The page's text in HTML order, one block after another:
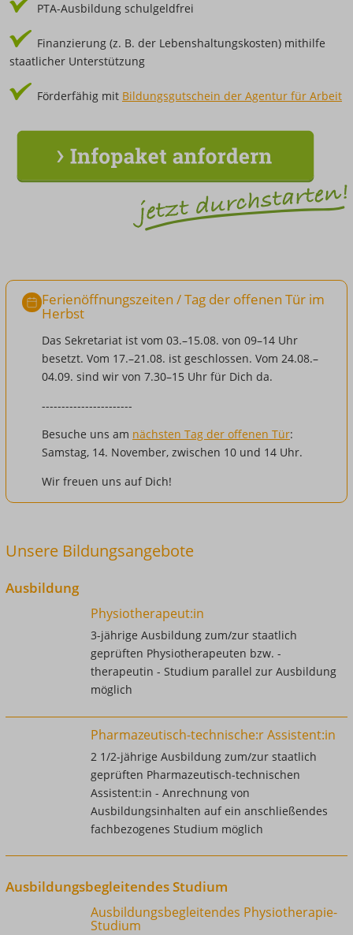
PTA-Ausbildung schulgeldfrei
Finanzierung (z. B. der Lebenshaltungskosten) mithilfe
staatlicher Unterstützung
Förderfähig mit Bildungsgutschein der Agentur für Arbeit
Ferienöffnungszeiten / Tag der offenen Tür im
Herbst
Das Sekretariat ist vom 03.–15.08. von 09–14 Uhr
besetzt. Vom 17.–21.08. ist geschlossen. Vom 24.08.–
04.09. sind wir von 7.30–15 Uhr für Dich da.
-----------------------
Besuche uns am nächsten Tag der offenen Tür:
Samstag, 14. November, zwischen 10 und 14 Uhr.
Wir freuen uns auf Dich!
Unsere Bildungsangebote
Ausbildung
Physiotherapeut:in
3-jährige Ausbildung zum/zur staatlich
geprüften Physiotherapeuten bzw. -
therapeutin - Studium parallel zur Ausbildung
möglich
Pharmazeutisch-technische:r Assistent:in
2 1/2-jährige Ausbildung zum/zur staatlich
geprüften Pharmazeutisch-technischen
Assistent:in - Anrechnung von
Ausbildungsinhalten auf ein anschließendes
fachbezogenes Studium möglich
Ausbildungsbegleitendes Studium
Ausbildungsbegleitendes Physiotherapie-
Studium